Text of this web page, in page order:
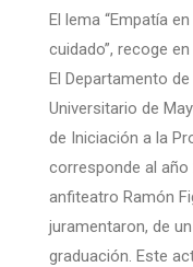
El lema “Empatía
cuidado”, recoge
El Departamento
Universitario de
de Iniciación a la
corresponde al año
anfiteatro Ramón
juramentaron, de
graduación. Este